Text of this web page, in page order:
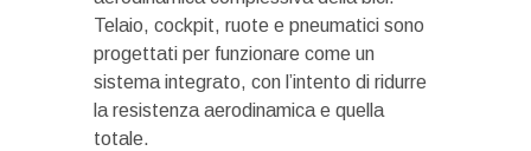
Telaio, cockpit, ruote e pneumatici sono
progettati per funzionare come un
sistema integrato, con l’intento di ridurre
la resistenza aerodinamica e quella
totale.